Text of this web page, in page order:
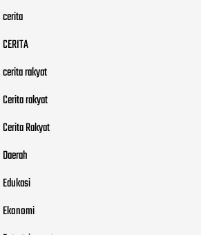
cerita
CERITA
cerita rakyat
Cerita rakyat
Cerita Rakyat
Daerah
Edukasi
Ekonomi